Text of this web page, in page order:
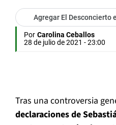
Agregar El Desconcierto
Por Carolina Ceballos
28 de julio de 2021 - 23:00
Tras una controversia
declaraciones de